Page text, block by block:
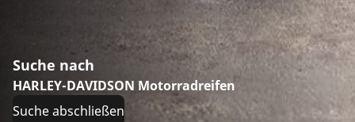
Suche nach
HARLEY-DAVIDSON Motorradreifen
Suche abschließen